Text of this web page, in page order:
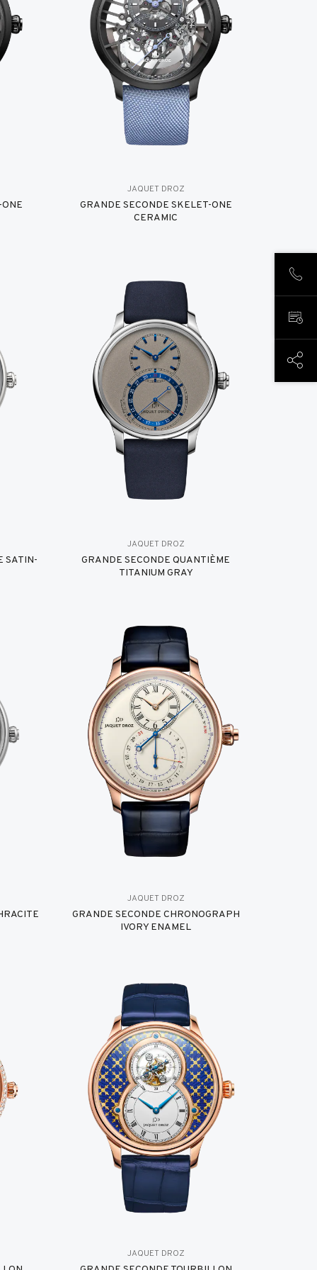
JAQUET DROZ
GRANDE SECONDE SKELET-ONE
CERAMIC
SATIN-
JAQUET DROZ
GRANDE SECONDE QUANTIÈME
TITANIUM GRAY
JAQUET DROZ
GRANDE SECONDE CHRONOGRAPH
IVORY ENAMEL
JAQUET DROZ